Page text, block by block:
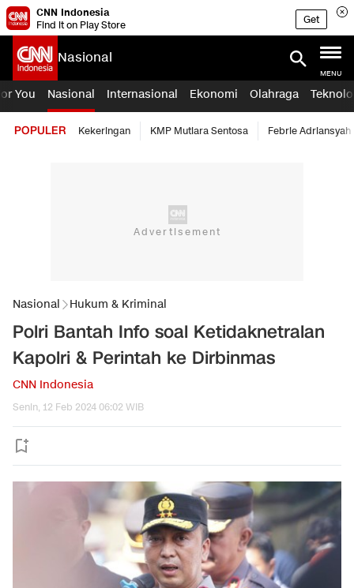
CNN Indonesia
Find it on Play Store
Get
Nasional
MENU
You Nasional Internasional Ekonomi Olahraga
POPULER Kekeringan KMP Mutiara Sentosa Febrie Adriansyah
Nasional Hukum & Kriminal
Polri Bantah Info soal Ketidaknetralan
Kapolri & Perintah ke Dirbinmas
CNN Indonesia
Senin, 12 Feb 2024 06:02 WIB